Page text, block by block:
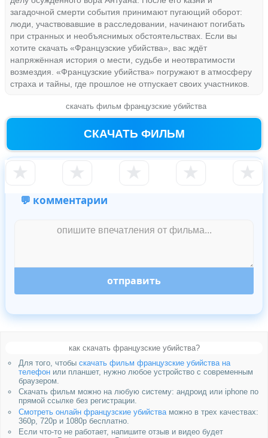
загадочной смерти события принимают пугающий оборот:
люди, участвовавшие в расследовании, начинают погибать
при странных и необъяснимых обстоятельствах. Если вы
хотите скачать «Французские убийства», вас ждёт
напряжённая история о мести, судьбе и неотвратимости
возмездия. «Французские убийства» погружают в атмосферу
страха и тайны, где прошлое не отпускает своих участников.
скачать фильм французские убийства
СКАЧАТЬ ФИЛЬМ
★ ★ ★ ★ ★
💬 комментарии
отправить
как скачать французские убийства?
Для того, чтобы скачать фильм французские убийства на
телефонили планшет, нужно любое устройство с современным
браузером.
Скачать фильм можно на любую систему: андроид или iphone по
прямой ссылке без регистрации.
Смотреть онлайн французские убийстваможно в трех качествах:
360p, 720p и 1080p бесплатно.
Если что-то не работает, напишите отзыв и видео будет